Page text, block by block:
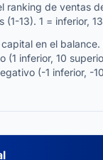
ranking de ventas
(1-13). 1 = inferior,
en el
(1 inferior, 10
(-1 inferior, -